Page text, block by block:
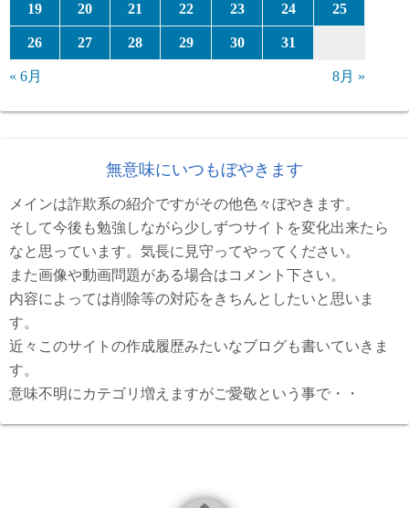
19 20 21 22 23 24 25
26 27 28 29 30 31
« 6月 8月 »
無意味にいつもぼやきます
メインは詐欺系の紹介ですがその他色々ぼやきます。
そして今後も勉強しながら少しずつサイトを変化出来たら
なと思っています。気長に見守ってやってください。
また画像や動画問題がある場合はコメント下さい。
内容によっては削除等の対応をきちんとしたいと思いま
す。
近々このサイトの作成履歴みたいなブログも書いていきま
す。
意味不明にカテゴリ増えますがご愛敬という事で・・